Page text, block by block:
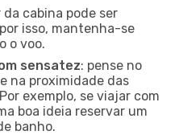
da cabina pode ser
isso, mantenha-se
o voo.
sensatez: pense no
na proximidade das
exemplo, se viajar com
boa ideia reservar um
banho.